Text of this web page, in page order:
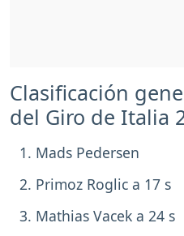
Clasificación
del Giro de Italia
Mads Pedersen
Primoz Roglic a 17 s
Mathias Vacek a 24 s